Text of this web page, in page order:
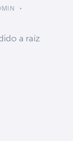
a raíz